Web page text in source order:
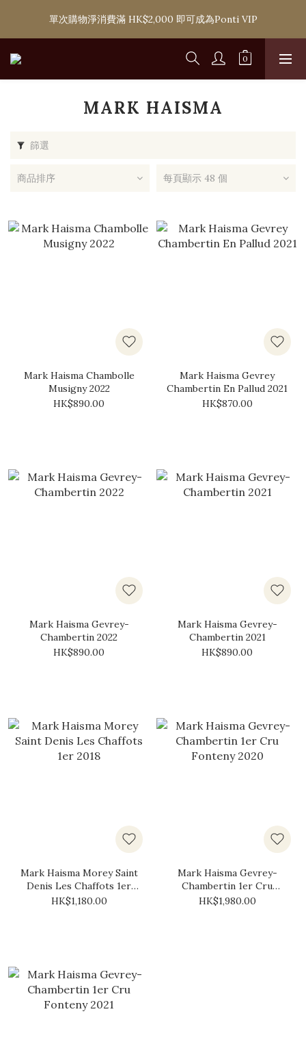
購滿 HK$1,800 即可享香港本地免費送貨服務，或選擇於6間分店
免費自取
單次購物淨消費滿 HK$2,000 即可成為Ponti VIP
購滿 HK$1,800 即可享香港本地免費送貨服務，或選擇於6間分店
MARK HAISMA
篩選
商品排序 每頁顯示 48 個
Mark Haisma Chambolle
Musigny 2022
HK$890.00
Mark Haisma Gevrey
Chambertin En Pallud 2021
HK$870.00
Mark Haisma Gevrey-
Chambertin 2022
HK$890.00
Mark Haisma Gevrey-
Chambertin 2021
HK$890.00
Mark Haisma Morey Saint
Denis Les Chaffots 1er
2018
HK$1,180.00
Mark Haisma Gevrey-
Chambertin 1er Cru
Fonteny 2020
HK$1,980.00